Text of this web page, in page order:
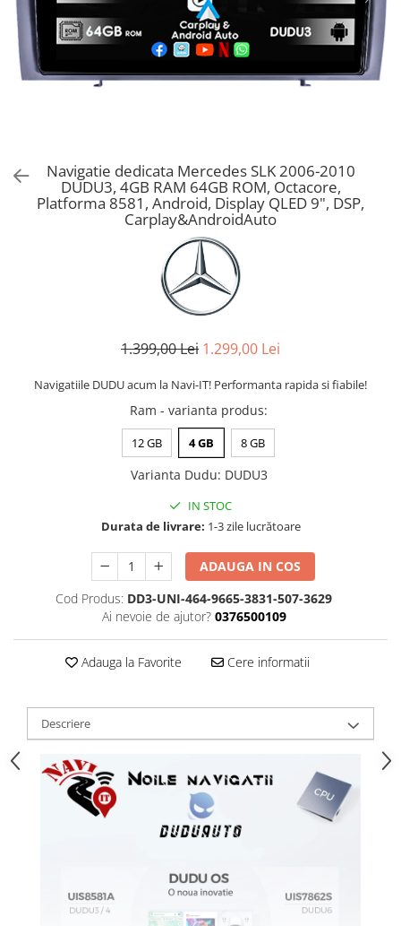
Navigatie dedicata Mercedes SLK 2006-2010
DUDU3, 4GB RAM 64GB ROM, Octacore,
Platforma 8581, Android, Display QLED 9", DSP,
Carplay&AndroidAuto
1.399,00 Lei 1.299,00 Lei
Navigatiile DUDU acum la Navi-IT! Performanta rapida si fiabile!
Ram - varianta produs:
12 GB 4 GB 8 GB
Varianta Dudu: DUDU3
IN STOC
Durata de livrare: 1-3 zile lucrătoare
ADAUGA IN COS
Cod Produs: DD3-UNI-464-9665-3831-507-3629
Ai nevoie de ajutor? 0376500109
Adauga la Favorite Cere informatii
Descriere